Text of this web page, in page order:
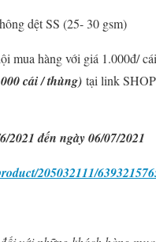
dệt SS (25- 30 gsm)
mua hàng với giá 1.000đ/
cái / thùng) tại link
2021 đến ngày 06/07/2021
205032111/